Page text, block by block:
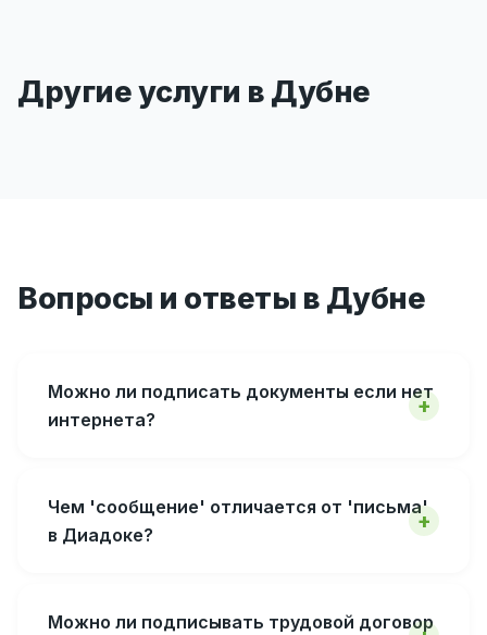
Другие услуги в Дубне
Вопросы и ответы в Дубне
Можно ли подписать документы если нет
интернета?
Чем 'сообщение' отличается от 'письма'
в Диадоке?
Можно ли подписывать трудовой договор